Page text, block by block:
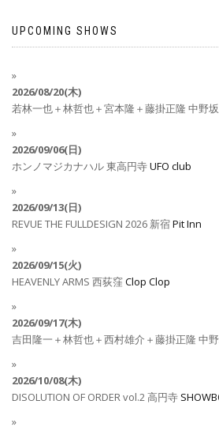
UPCOMING SHOWS
2026/08/20(木)
若林一也＋林哲也＋宮本隆＋藤掛正隆 中野
2026/09/06(日)
ホンノマジカナハル東高円寺UFO club
2026/09/13(日)
REVUE THE FULLDESIGN 2026 新宿Pit Inn
2026/09/15(火)
HEAVENLY ARMS 西荻窪Clop Clop
2026/09/17(木)
吉田隆一＋林哲也＋西村雄介＋藤掛正隆 中
2026/10/08(木)
DISOLUTION OF ORDER vol.2高円寺